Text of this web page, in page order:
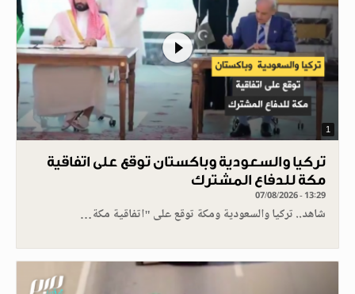
1
تركيا والسعودية وباكستان توقع على اتفاقية
مكة للدفاع المشترك
07/08/2026 - 13:29
شاهد.. تركيا والسعودية ومكة توقع على "اتفاقية مكة…